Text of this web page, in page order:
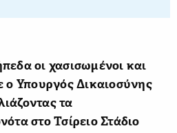
οι χασισωμένοι και
ο Υπουργός Δικαιοσύνης
τα
στο Τσίρειο Στάδιο